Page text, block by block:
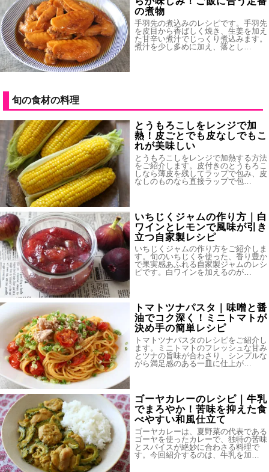
の煮物
手羽先の煮込みのレシピです。手羽先
を皮目から香ばしく焼き、生姜を加え
た甘辛い煮汁でじっくり煮込みます。
煮汁を少し多めに加え、落とし…
旬の食材の料理
とうもろこしをレンジで加
熱！皮ごとでも皮なしでもこ
れが美味しい
とうもろこしをレンジで加熱する方法
をご紹介します。皮付きのとうもろこ
しなら薄皮を残してラップで包み、皮
なしのものなら直接ラップで包…
いちじくジャムの作り方｜白
ワインとレモンで風味が引き
立つ自家製レシピ
いちじくジャムの作り方をご紹介しま
す。旬のいちじくを使った、香り豊か
で果実感あふれる自家製ジャムのレシ
ピです。白ワインを加えるのが…
トマトツナパスタ｜味噌と醤
油でコク深く！ミニトマトが
決め手の簡単レシピ
トマトツナパスタのレシピをご紹介し
ます。ミニトマトのフレッシュな甘み
とツナの旨味が合わさり、シンプルな
がら満足感のある一皿に仕上が…
ゴーヤカレーのレシピ｜牛乳
でまろやか！苦味を抑えた食
べやすい和風仕立て
ゴーヤカレーは、夏野菜の代表である
ゴーヤを使ったカレーで、独特の苦味
とスパイスが絶妙に合わさる料理で
す。今回紹介するのは、牛乳を加…